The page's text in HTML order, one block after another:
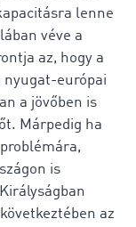
lenne
véve a
az, hogy a
nyugat-európai
a jövőben is
Márpedig ha
is
az